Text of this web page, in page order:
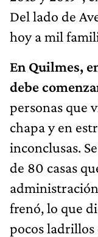
Del lado de
hoy a mil
En Quilmes,
debe
personas que
chapa y en
inconclusas.
de 80 casas
frenó, lo que
pocos